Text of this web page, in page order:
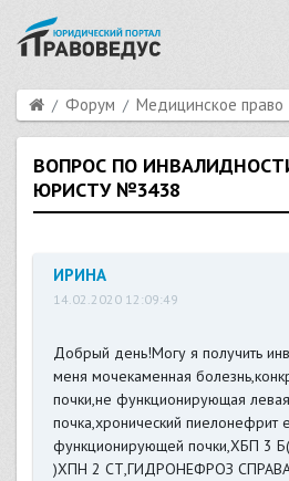
Форум Медицинское право
ВОПРОС ПО
ЮРИСТУ №3438
ИРИНА
14.02.2020 12:09:49
Добрый день!Могу я получить
меня мочекаменная
почки,не функционирующая левая
почка,хронический пиелонефрит
функционирующей почки,ХБП 3
)ХПН 2 СТ,ГИДРОНЕФРОЗ